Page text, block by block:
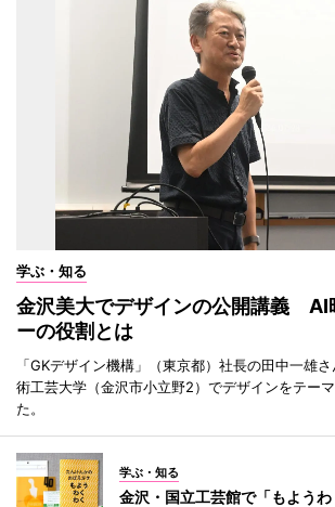
学ぶ・知る
金沢美大でデザインの公開講義 AI
ーの役割とは
「GKデザイン機構」（東京都）社長の田中一雄
術工芸大学（金沢市小立野2）でデザインをテー
た。
学ぶ・知る
金沢・国立工芸館で「もよう